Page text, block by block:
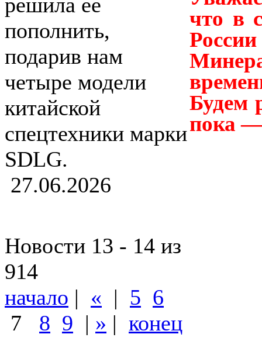
пополнить,
подарив нам
четыре модели
китайской
спецтехники марки
SDLG.
27.06.2026
Новости 13 - 14 из
914
начало | « | 5 6
7
8 9 | » | конец
что в
Будем
пока —